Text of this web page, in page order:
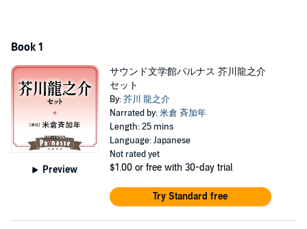
Book 1
Preview
サウンド文学館パルナス 芥川龍之介
セット
By:芥川 龍之介
Narrated by:米倉 斉加年
Length: 25 mins
Language: Japanese
Not rated yet
$1.00 or free with 30-day trial
Try Standard free